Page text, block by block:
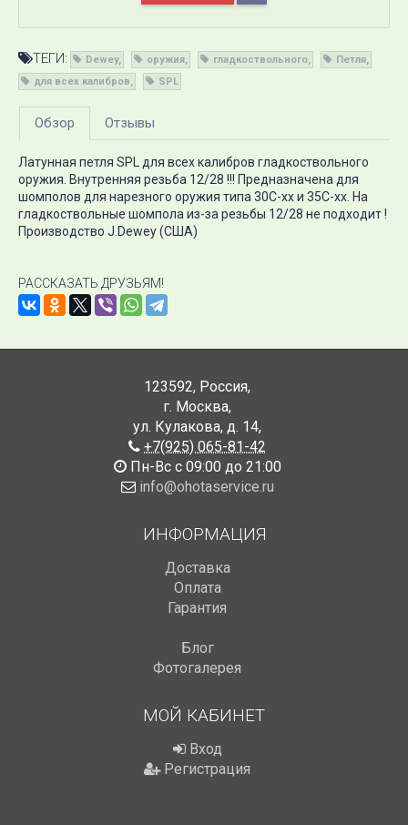
ТЕГИ: Dewey оружия гладкоствольного
Петля
для всех калибров
SPL
Обзор Отзывы
Латунная петля SPL для всех калибров гладкоствольного
оружия. Внутренняя резьба 12/28 !!! Предназначена для
шомполов для нарезного оружия типа 30С-хх и 35С-хх. На
гладкоствольные шомпола из-за резьбы 12/28 не подходит !
Производство J.Dewey (США)
РАССКАЗАТЬ ДРУЗЬЯМ!
123592, Россия,
г. Москва,
ул. Кулакова, д. 14,
+7(925) 065-81-42
Пн-Вс с 09:00 до 21:00
info@ohotaservice.ru
ИНФОРМАЦИЯ
Доставка
Оплата
Гарантия
Блог
Фотогалерея
МОЙ КАБИНЕТ
Вход
Регистрация